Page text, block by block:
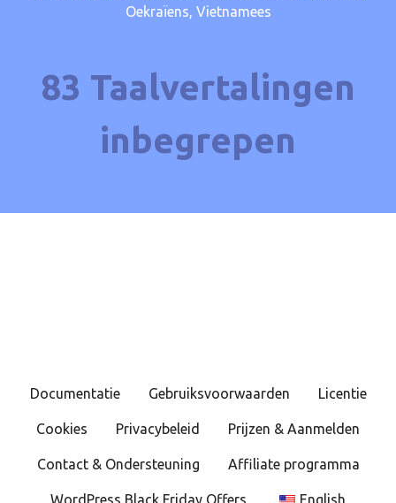
Oekraïens, Vietnamees
83 Taalvertalingen
inbegrepen
Documentatie Gebruiksvoorwaarden Licentie
Cookies Privacybeleid Prijzen & Aanmelden
Contact & Ondersteuning Affiliate programma